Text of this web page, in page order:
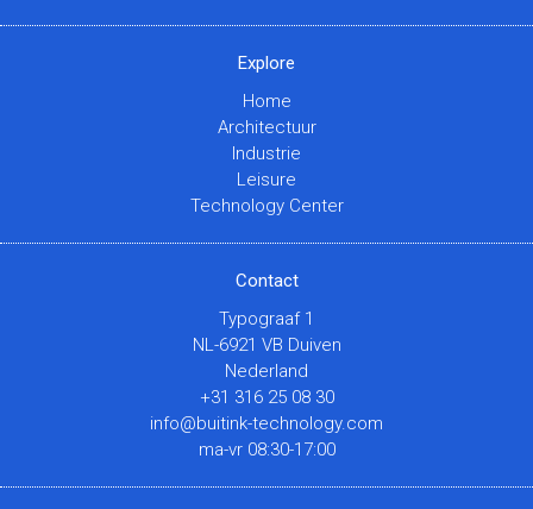
Explore
Home
Architectuur
Industrie
Leisure
Technology Center
Contact
Typograaf 1
NL-6921 VB Duiven
Nederland
+31 316 25 08 30
info@buitink-technology.com
ma-vr 08:30-17:00